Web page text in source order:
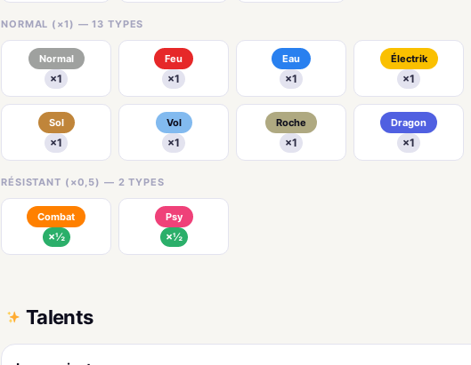
NORMAL (×1) — 13 TYPES
Normal
×1
Feu
×1
Eau
×1
Électrik
×1
Sol
×1
Vol
×1
Roche
×1
Dragon
×1
RÉSISTANT (×0,5) — 2 TYPES
Combat
×½
Psy
×½
Talents